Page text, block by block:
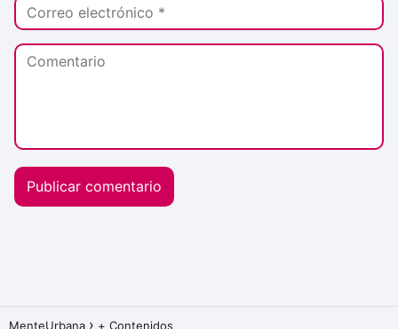
MenteUrbana + Contenidos